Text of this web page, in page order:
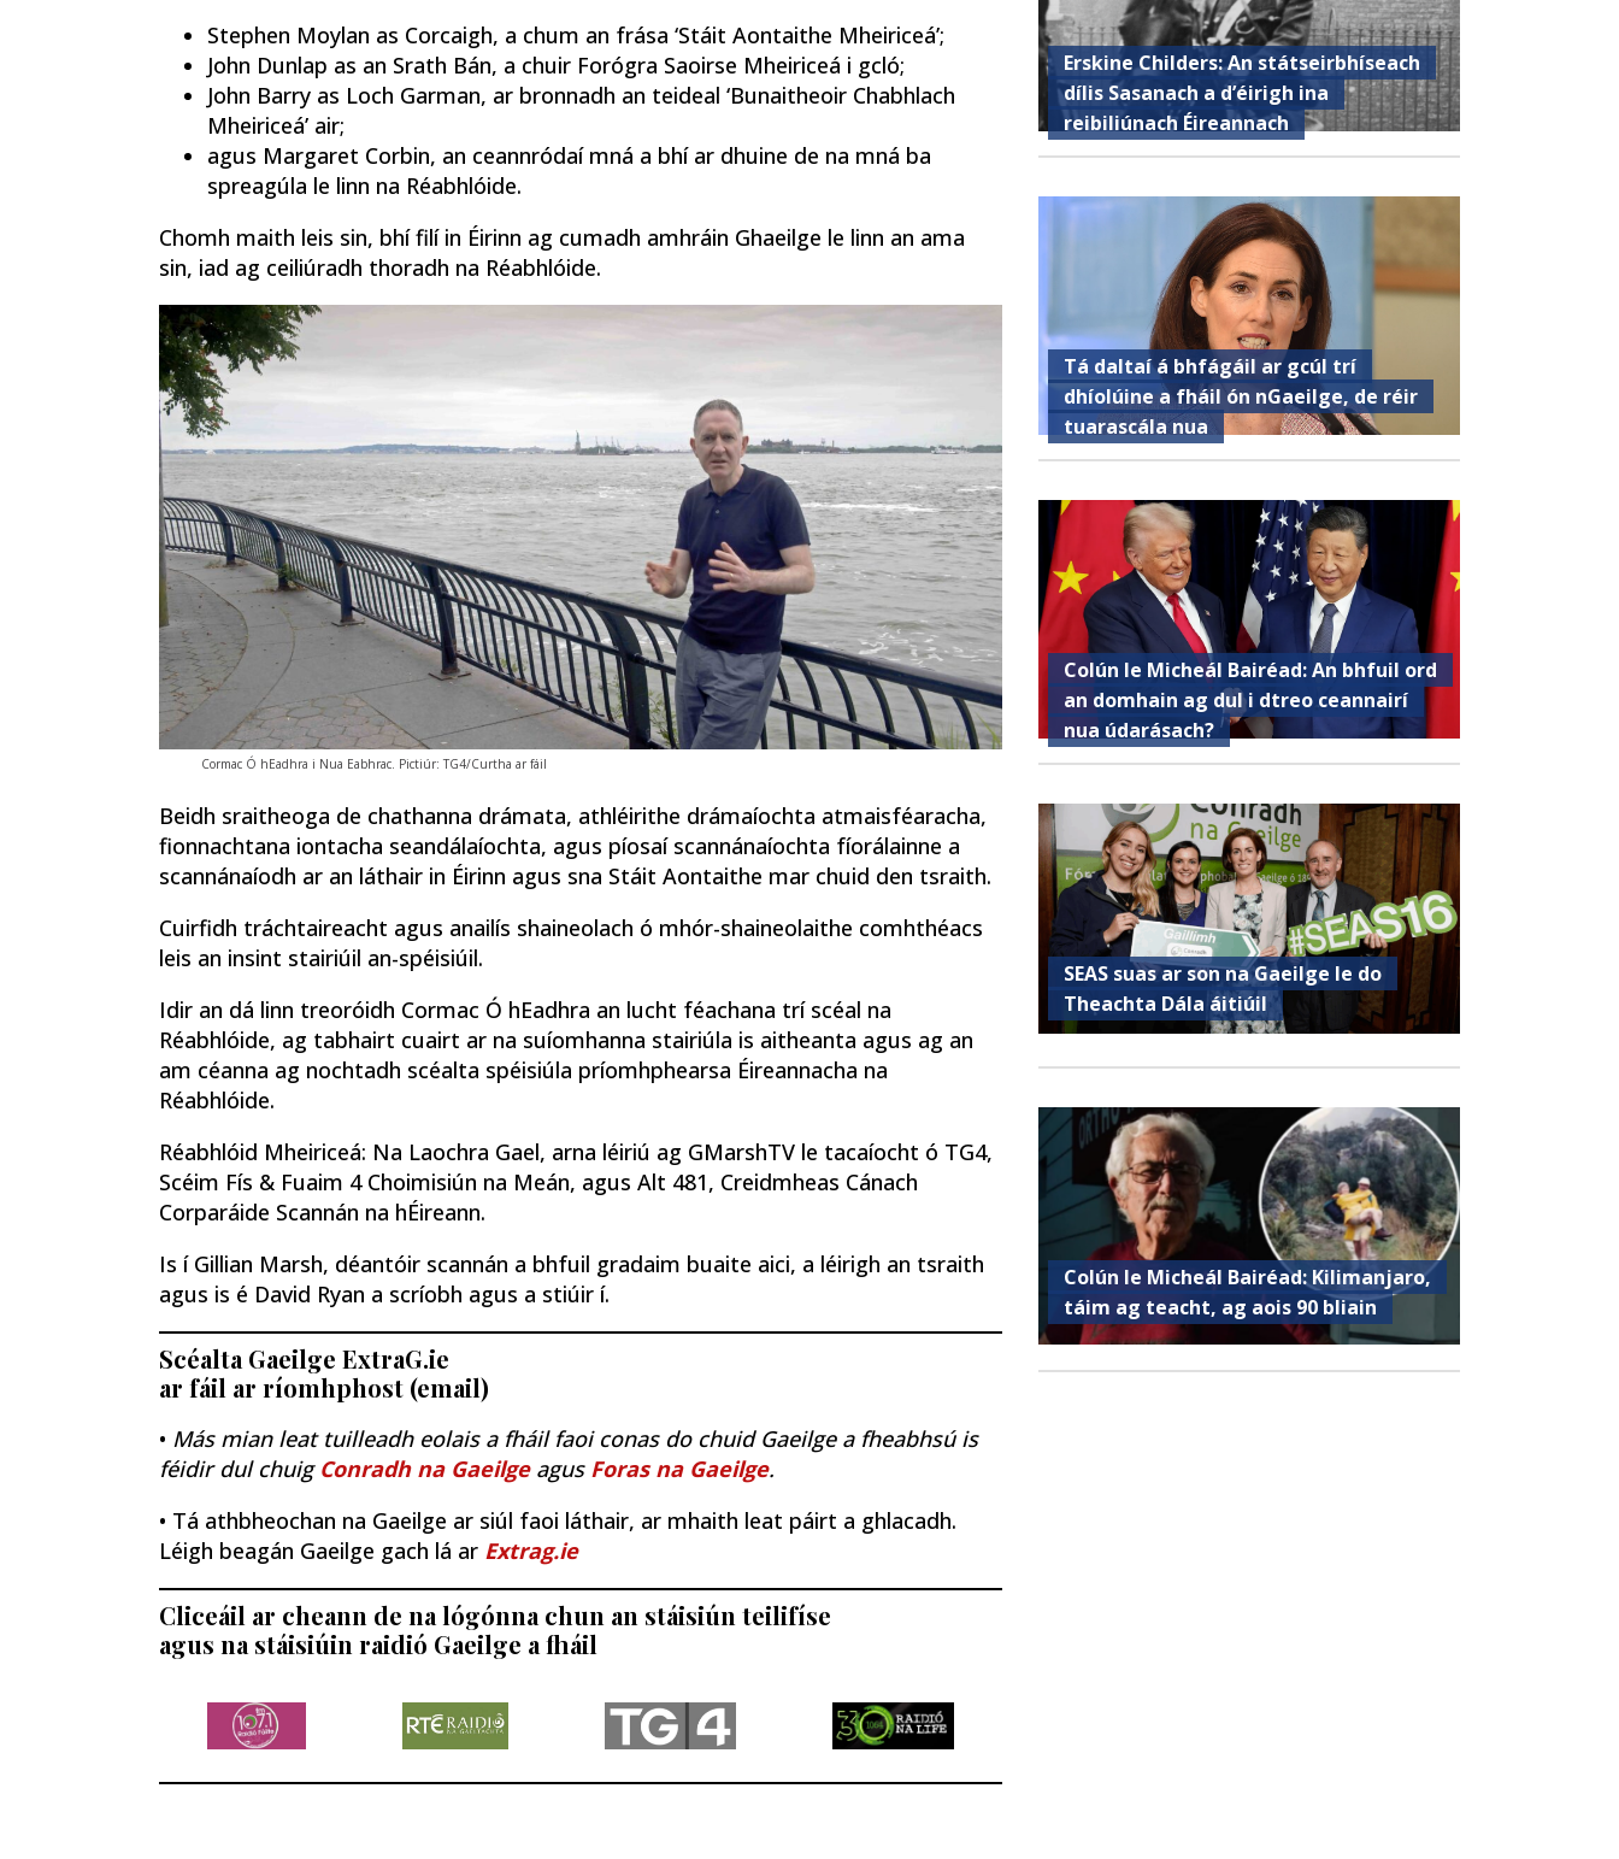
Stephen Moylan as Corcaigh, a chum an frása ‘Stáit Aontaithe Mheiriceá’;
John Dunlap as an Srath Bán, a chuir Forógra Saoirse Mheiriceá i gcló;
John Barry as Loch Garman, ar bronnadh an teideal ‘Bunaitheoir Chabhlach
Mheiriceá’ air;
agus Margaret Corbin, an ceannródaí mná a bhí ar dhuine de na mná ba
spreagúla le linn na Réabhlóide.
Chomh maith leis sin, bhí filí in Éirinn ag cumadh amhráin Ghaeilge le linn an ama
sin, iad ag ceiliúradh thoradh na Réabhlóide.
Cormac Ó hEadhra i Nua Eabhrac. Pictiúr: TG4/Curtha ar fáil
Beidh sraitheoga de chathanna drámata, athléirithe drámaíochta atmaisféaracha,
fionnachtana iontacha seandálaíochta, agus píosaí scannánaíochta fíorálainne a
scannánaíodh ar an láthair in Éirinn agus sna Stáit Aontaithe mar chuid den tsraith.
Cuirfidh tráchtaireacht agus anailís shaineolach ó mhór-shaineolaithe comhthéacs
leis an insint stairiúil an-spéisiúil.
Idir an dá linn treoróidh Cormac Ó hEadhra an lucht féachana trí scéal na
Réabhlóide, ag tabhairt cuairt ar na suíomhanna stairiúla is aitheanta agus ag an
am céanna ag nochtadh scéalta spéisiúla príomhphearsa Éireannacha na
Réabhlóide.
Réabhlóid Mheiriceá: Na Laochra Gael, arna léiriú ag GMarshTV le tacaíocht ó TG4,
Scéim Fís & Fuaim 4 Choimisiún na Meán, agus Alt 481, Creidmheas Cánach
Corparáide Scannán na hÉireann.
Is í Gillian Marsh, déantóir scannán a bhfuil gradaim buaite aici, a léirigh an tsraith
agus is é David Ryan a scríobh agus a stiúir í.
Scéalta Gaeilge ExtraG.ie
ar fáil ar ríomhphost (email)
• Más mian leat tuilleadh eolais a fháil faoi conas do chuid Gaeilge a fheabhsú is
féidir dul chuig Conradh na Gaeilge agus Foras na Gaeilge.
• Tá athbheochan na Gaeilge ar siúl faoi láthair, ar mhaith leat páirt a ghlacadh.
Léigh beagán Gaeilge gach lá ar Extrag.ie
Cliceáil ar cheann de na lógónna chun an stáisiún teilifíse
agus na stáisiúin raidió Gaeilge a fháil
Erskine Childers: An státseirbhíseach
dílis Sasanach a d’éirigh ina
reibiliúnach Éireannach
Tá daltaí á bhfágáil ar gcúl trí
dhíolúine a fháil ón nGaeilge, de réir
tuarascála nua
Colún le Micheál Bairéad: An bhfuil ord
an domhain ag dul i dtreo ceannairí
nua údarásach?
SEAS suas ar son na Gaeilge le do
Theachta Dála áitiúil
Colún le Micheál Bairéad: Kilimanjaro,
táim ag teacht, ag aois 90 bliain